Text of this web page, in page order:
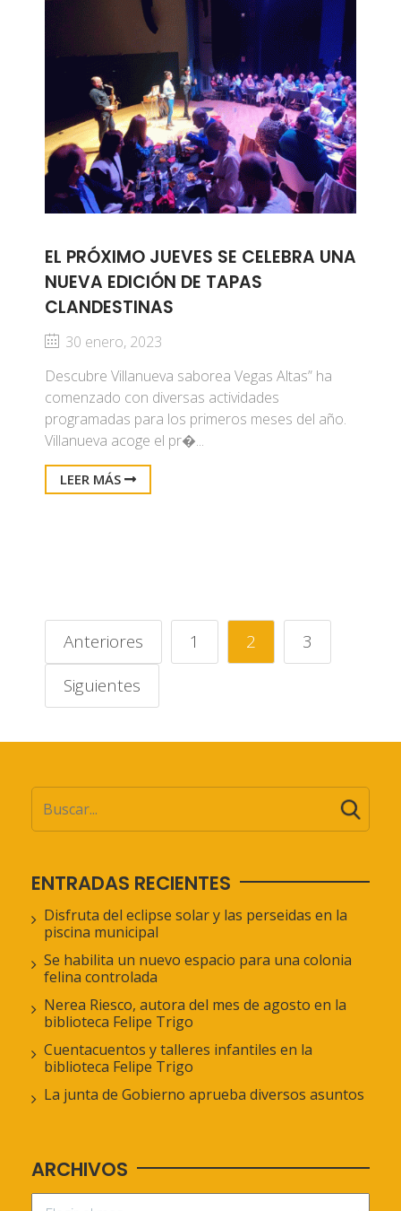
EL PRÓXIMO JUEVES SE CELEBRA UNA
NUEVA EDICIÓN DE TAPAS
CLANDESTINAS
30 enero, 2023
Descubre Villanueva saborea Vegas Altas” ha
comenzado con diversas actividades
programadas para los primeros meses del año.
Villanueva acoge el pr�...
LEER MÁS
Anteriores 1 2
3
Siguientes
ENTRADAS RECIENTES
Disfruta del eclipse solar y las perseidas en la
piscina municipal
Se habilita un nuevo espacio para una colonia
felina controlada
Nerea Riesco, autora del mes de agosto en la
biblioteca Felipe Trigo
Cuentacuentos y talleres infantiles en la
biblioteca Felipe Trigo
La junta de Gobierno aprueba diversos asuntos
ARCHIVOS